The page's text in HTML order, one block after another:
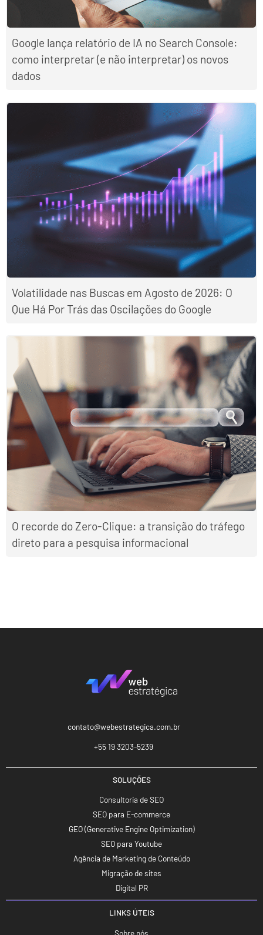
Google lança relatório de IA no Search Console:
como interpretar (e não interpretar) os novos
dados
Volatilidade nas Buscas em Agosto de 2026: O
Que Há Por Trás das Oscilações do Google
O recorde do Zero-Clique: a transição do tráfego
direto para a pesquisa informacional
contato@webestrategica.com.br
+55 19 3203-5239
SOLUÇÕES
Consultoria de SEO
SEO para E-commerce
GEO (Generative Engine Optimization)
SEO para Youtube
Agência de Marketing de Conteúdo
Migração de sites
Digital PR
LINKS ÚTEIS
Sobre nós